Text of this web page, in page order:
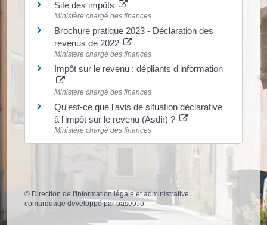
Site des impôts
Ministère chargé des finances
Brochure pratique 2023 - Déclaration des
revenus de 2022
Ministère chargé des finances
Impôt sur le revenu : dépliants d'information
Ministère chargé des finances
Qu'est-ce que l'avis de situation déclarative
à l'impôt sur le revenu (Asdir) ?
Ministère chargé des finances
© Direction de l'information légale et administrative
comarquage developpé parbaseo.io